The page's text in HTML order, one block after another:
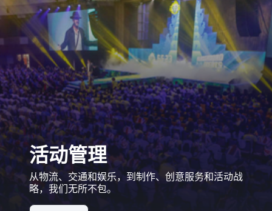
活动管理
从物流、交通和娱乐，到制作、创意服务和活动战
略，我们无所不包。